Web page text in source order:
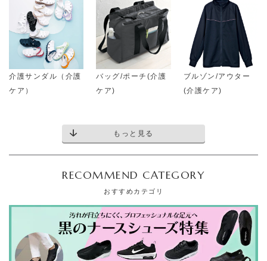
介護サンダル（介護
ケア）
バッグ/ポーチ(介護
ケア)
ブルゾン/アウター
(介護ケア)
もっと見る
RECOMMEND CATEGORY
おすすめカテゴリ